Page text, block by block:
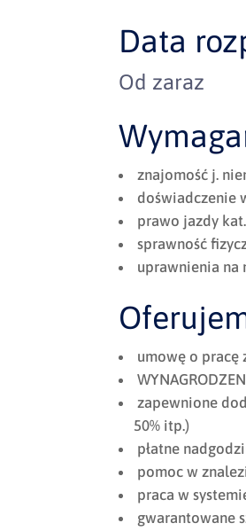
Data
Od zaraz
znajomość j.
doświadczenie
prawo jazdy
sprawność
uprawnienia na
umowę o pracę
zapewnione
50% itp.)
płatne
pomoc w
praca w
gwarantowane